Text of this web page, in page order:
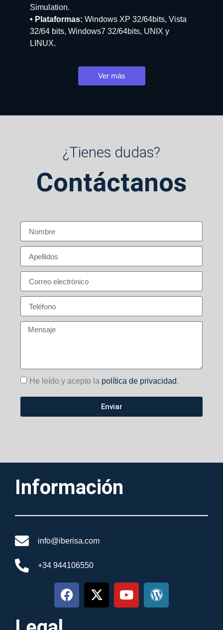
Simulation.
• Plataformas: Windows XP 32/64bits, Vista
32/64 bits, Windows7 32/64bits, UNIX y
LINUX.
Ver más
¿Tienes dudas?
Contáctanos
He leído y acepto la política de privacidad.
Enviar
Información
info@iberisa.com
+34 944106550